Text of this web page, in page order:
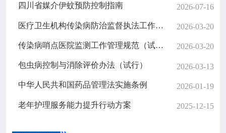
工作重点
专业服务
四川省媒介伊蚊预防控制指南 2026-07-16
医疗卫生机构传染病防治监督执法工作规范（2026版） 2026-03-20
传染病哨点医院监测工作管理规范（试行） 2026-03-20
包虫病控制与消除评价办法（试行） 2026-03-13
中华人民共和国药品管理法实施条例 2026-01-19
老年护理服务能力提升行动方案 2025-12-15